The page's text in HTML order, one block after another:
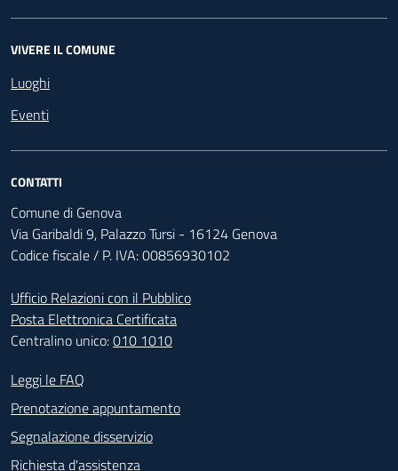
VIVERE IL COMUNE
Luoghi
Eventi
CONTATTI
Comune di Genova
Via Garibaldi 9, Palazzo Tursi - 16124 Genova
Codice fiscale / P. IVA: 00856930102
Ufficio Relazioni con il Pubblico
Posta Elettronica Certificata
Centralino unico:010 1010
Footer - Contatti
Leggi le FAQ
Prenotazione appuntamento
Segnalazione disservizio
Richiesta d'assistenza